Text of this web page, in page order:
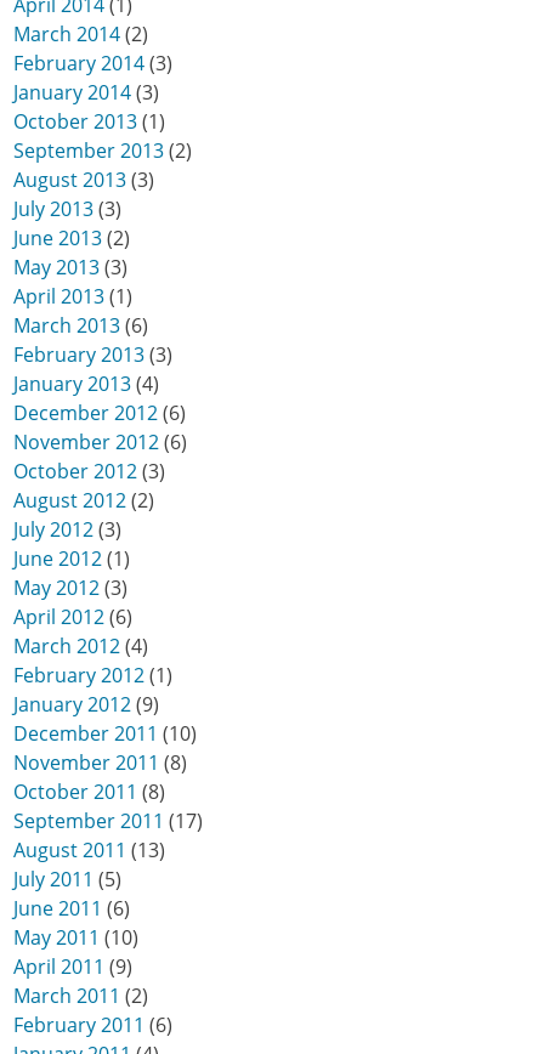
March 2014(2)
February 2014(3)
January 2014(3)
October 2013(1)
September 2013(2)
August 2013(3)
July 2013(3)
June 2013(2)
May 2013(3)
April 2013(1)
March 2013(6)
February 2013(3)
January 2013(4)
December 2012(6)
November 2012(6)
October 2012(3)
August 2012(2)
July 2012(3)
June 2012(1)
May 2012(3)
April 2012(6)
March 2012(4)
February 2012(1)
January 2012(9)
December 2011 (10)
November 2011 (8)
October 2011 (8)
September 2011 (17)
August 2011 (13)
July 2011 (5)
June 2011 (6)
May 2011 (10)
April 2011 (9)
March 2011 (2)
February 2011 (6)